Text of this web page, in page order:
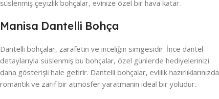
süslenmiş çeyizlik bohçalar, evinize özel bir hava katar.
Manisa Dantelli Bohça
Dantelli bohçalar, zarafetin ve inceliğin simgesidir. İnce dantel
detaylarıyla süslenmiş bu bohçalar, özel günlerde hediyelerinizi
daha gösterişli hale getirir. Dantelli bohçalar, evlilik hazırlıklarınızda
romantik ve zarif bir atmosfer yaratmanın ideal bir yoludur.